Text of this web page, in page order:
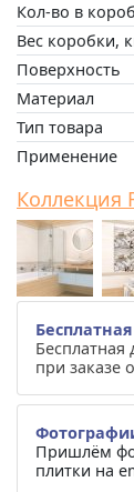
Кол-во в
Вес коробки,
Поверхность
Материал
Тип товара
Применение
Коллекция
при заказе
Пришлём
плитки на